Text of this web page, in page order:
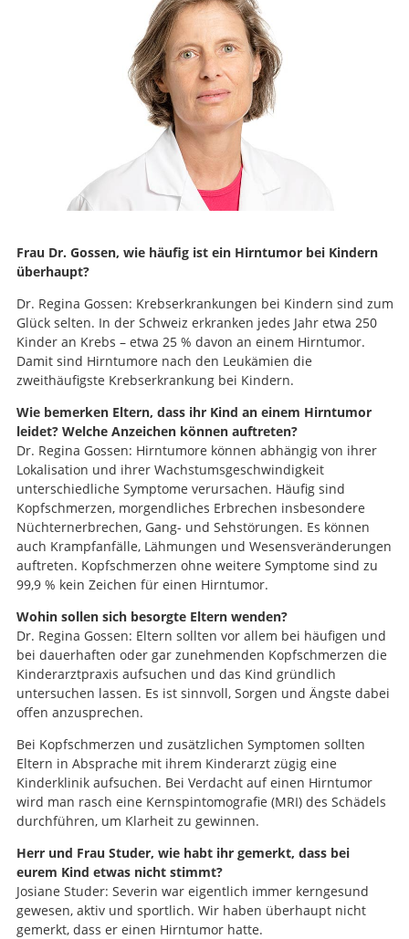
Frau Dr. Gossen, wie häufig ist ein Hirntumor bei Kindern
überhaupt?
Dr. Regina Gossen: Krebserkrankungen bei Kindern sind zum
Glück selten. In der Schweiz erkranken jedes Jahr etwa 250
Kinder an Krebs – etwa 25 % davon an einem Hirntumor.
Damit sind Hirntumore nach den Leukämien die
zweithäufigste Krebserkrankung bei Kindern.
Wie bemerken Eltern, dass ihr Kind an einem Hirntumor
leidet? Welche Anzeichen können auftreten?
Dr. Regina Gossen: Hirntumore können abhängig von ihrer
Lokalisation und ihrer Wachstumsgeschwindigkeit
unterschiedliche Symptome verursachen. Häufig sind
Kopfschmerzen, morgendliches Erbrechen insbesondere
Nüchternerbrechen, Gang- und Sehstörungen. Es können
auch Krampfanfälle, Lähmungen und Wesensveränderungen
auftreten. Kopfschmerzen ohne weitere Symptome sind zu
99,9 % kein Zeichen für einen Hirntumor.
Wohin sollen sich besorgte Eltern wenden?
Dr. Regina Gossen: Eltern sollten vor allem bei häufigen und
bei dauerhaften oder gar zunehmenden Kopfschmerzen die
Kinderarztpraxis aufsuchen und das Kind gründlich
untersuchen lassen. Es ist sinnvoll, Sorgen und Ängste dabei
offen anzusprechen.
Bei Kopfschmerzen und zusätzlichen Symptomen sollten
Eltern in Absprache mit ihrem Kinderarzt zügig eine
Kinderklinik aufsuchen. Bei Verdacht auf einen Hirntumor
wird man rasch eine Kernspintomografie (MRI) des Schädels
durchführen, um Klarheit zu gewinnen.
Herr und Frau Studer, wie habt ihr gemerkt, dass bei
eurem Kind etwas nicht stimmt?
Josiane Studer: Severin war eigentlich immer kerngesund
gewesen, aktiv und sportlich. Wir haben überhaupt nicht
gemerkt, dass er einen Hirntumor hatte.